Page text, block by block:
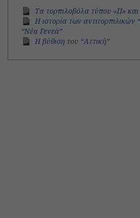
Τα τορπιλοβόλα τύπου «Π»
Η ιστορία των αντιτορπιλικών
“Νέα Γενεά”
H βύθιση του “Αττική”